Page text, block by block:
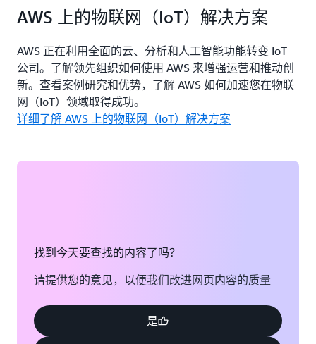
AWS 上的物联网（IoT）解决方案
AWS 正在利用全面的云、分析和人工智能功能转变 IoT
公司。了解领先组织如何使用 AWS 来增强运营和推动创
新。查看案例研究和优势，了解 AWS 如何加速您在物联
网（IoT）领域取得成功。
详细了解 AWS 上的物联网（IoT）解决方案
找到今天要查找的内容了吗？
请提供您的意见，以便我们改进网页内容的质量
是